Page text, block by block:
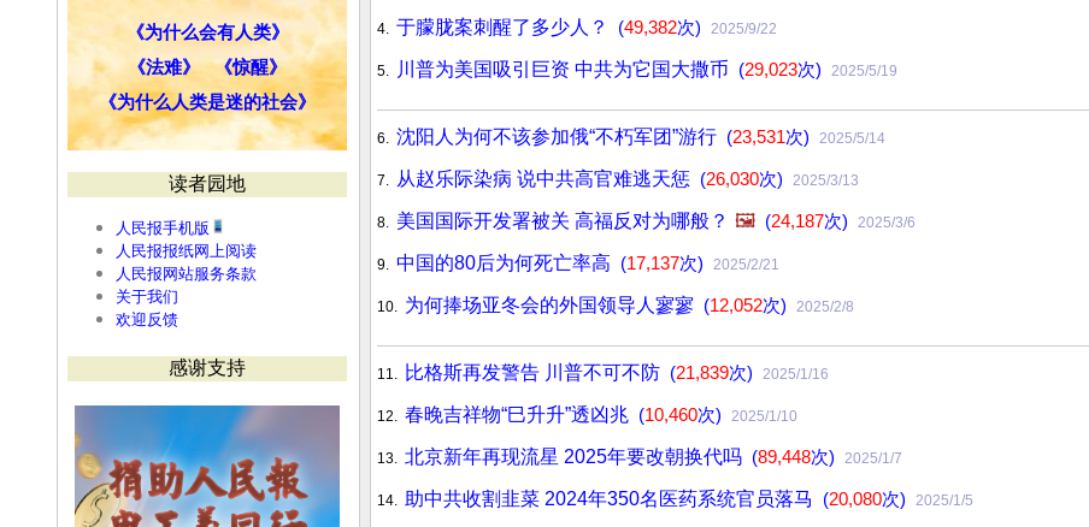
《为什么会有人类》
《法难》
《惊醒》
《为什么人类是迷的社会》
读者园地
人民报手机版
人民报报纸网上阅读
人民报网站服务条款
关于我们
欢迎反馈
感谢支持
4. 于朦胧案刺醒了多少人？ (49,382次) 2025/9/22
5. 川普为美国吸引巨资 中共为它国大撒币 (29,023次) 2025/5/19
6. 沈阳人为何不该参加俄“不朽军团”游行 (23,531次) 2025/5/14
7. 从赵乐际染病 说中共高官难逃天惩 (26,030次) 2025/3/13
8. 美国国际开发署被关 高福反对为哪般？ 🖼️ (24,187次) 2025/3/6
9. 中国的80后为何死亡率高 (17,137次) 2025/2/21
10. 为何捧场亚冬会的外国领导人寥寥 (12,052次) 2025/2/8
11. 比格斯再发警告 川普不可不防 (21,839次) 2025/1/16
12. 春晚吉祥物“巳升升”透凶兆 (10,460次) 2025/1/10
13. 北京新年再现流星 2025年要改朝换代吗 (89,448次) 2025/1/7
14. 助中共收割韭菜 2024年350名医药系统官员落马 (20,080次) 2025/1/5